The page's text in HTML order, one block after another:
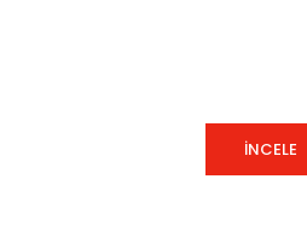
İNCELE